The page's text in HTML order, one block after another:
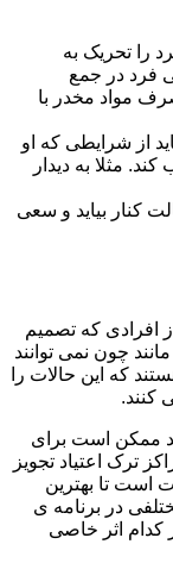
را تحریک به
فرد در جمع
مواد مخدر با
از شرایطی که او
مثلا به دیدار
کنار بیاید و سعی
افرادی که تصمیم
چون نمی توانند
که این حالات را
کنند.
ممکن است برای
ترک اعتیاد تجویز
است تا بهترین
در برنامه ی
کدام اثر خاصی